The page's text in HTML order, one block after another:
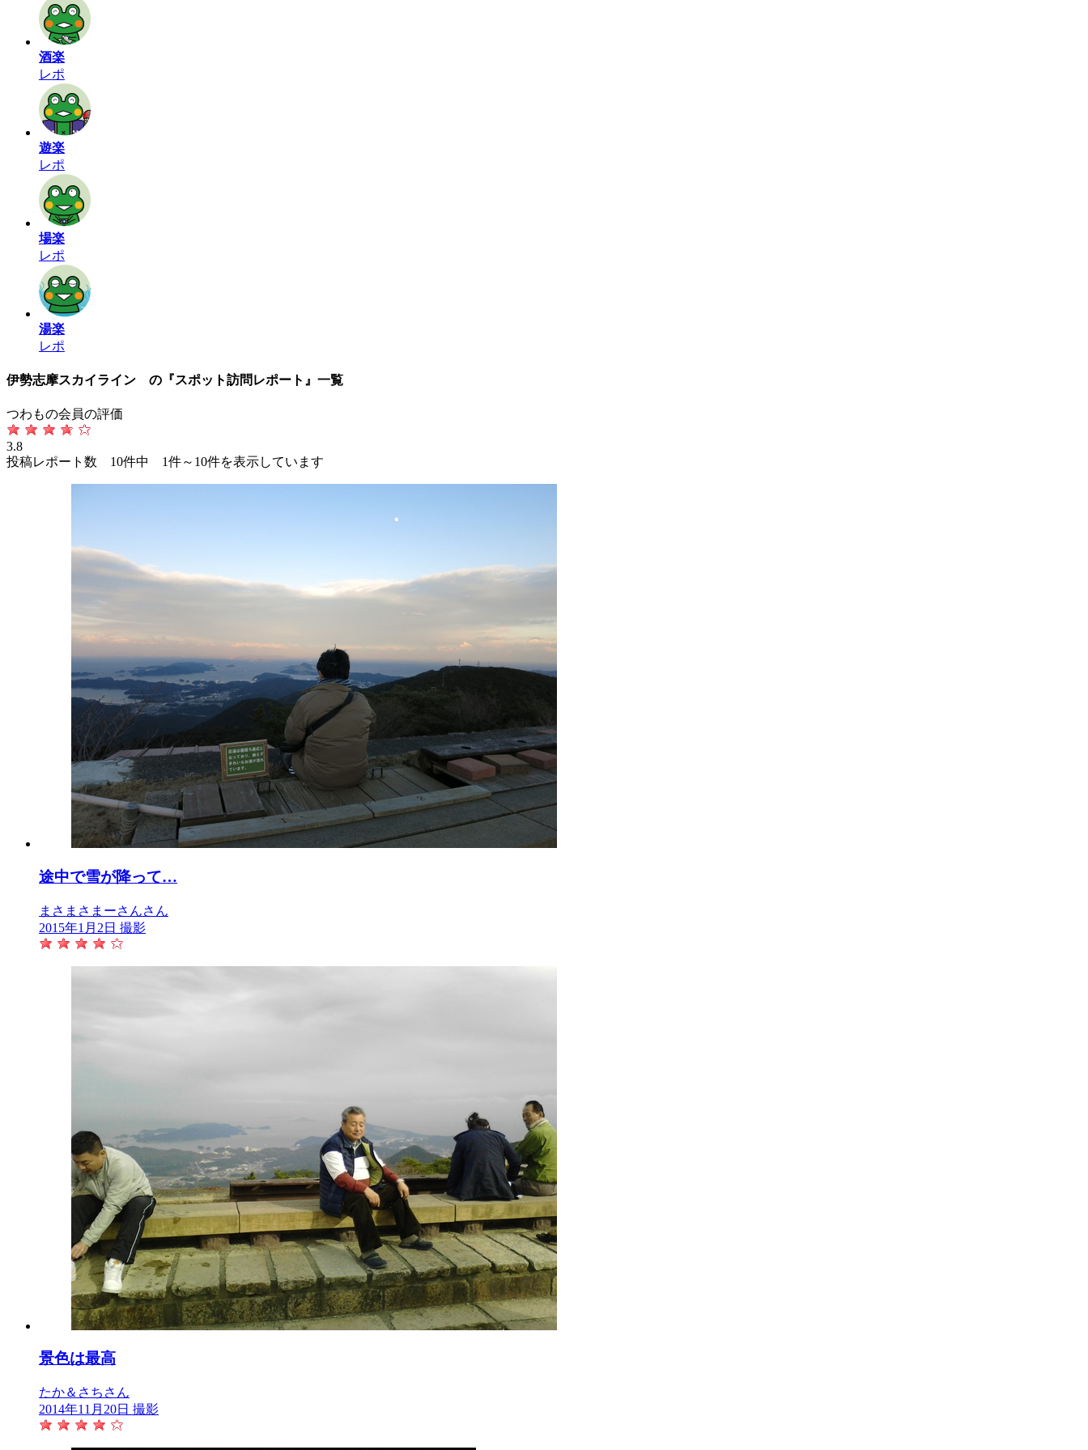
酒楽
レポ
遊楽
レポ
場楽
レポ
湯楽
レポ
伊勢志摩スカイライン の『スポット訪問レポート』一覧
つわもの会員の評価
3.8
投稿レポート数 10件中 1件～10件を表示しています
途中で雪が降って…
まさまさまーさんさん
2015年1月2日 撮影
景色は最高
たか＆さちさん
2014年11月20日 撮影